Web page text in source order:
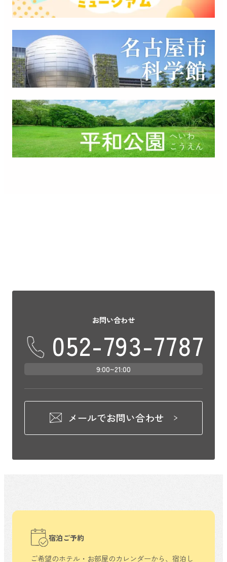
お問い合わせ
052-793-7787
9:00~21:00
メールでお問い合わせ
宿泊ご予約
ご希望のホテル・お部屋のカレンダーから、 宿泊し